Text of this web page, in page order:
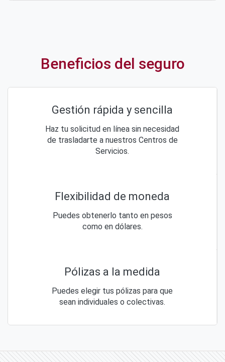
Beneficios del seguro
Gestión rápida y sencilla
Haz tu solicitud en línea sin necesidad
de trasladarte a nuestros Centros de
Servicios.
Flexibilidad de moneda
Puedes obtenerlo tanto en pesos
como en dólares.
Pólizas a la medida
Puedes elegir tus pólizas para que
sean individuales o colectivas.